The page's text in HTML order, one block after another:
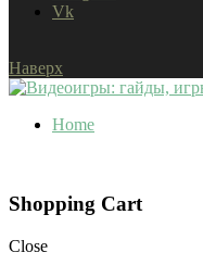
Vk
Наверх
Home
Shopping Cart
Close